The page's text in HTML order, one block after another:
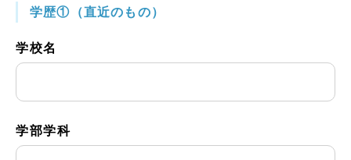
学歴①（直近のもの）
学校名
学部学科